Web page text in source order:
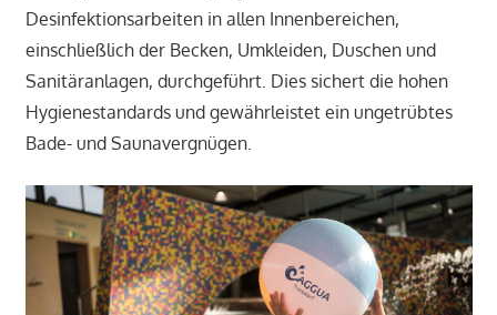
Desinfektionsarbeiten in allen Innenbereichen,
einschließlich der Becken, Umkleiden, Duschen und
Sanitäranlagen, durchgeführt. Dies sichert die hohen
Hygienestandards und gewährleistet ein ungetrübtes
Bade- und Saunavergnügen.